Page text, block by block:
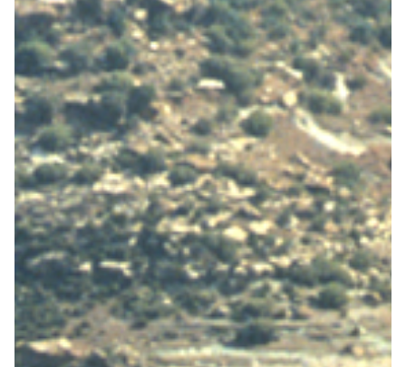
Fietsonderdelen
Fietsbanden
Sturen
Zadels
Kleding
Meer fietsonderdelen en accessoires
Onderhoud en Reparatie
Help mij bij het
kiezen van een fiets
Maak een afspraak